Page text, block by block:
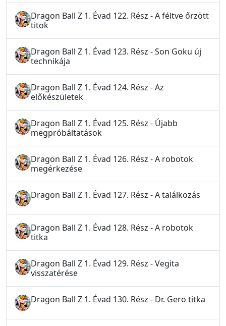
Dragon Ball Z 1. Évad 122. Rész - A féltve őrzött
titok
Dragon Ball Z 1. Évad 123. Rész - Son Goku új
technikája
Dragon Ball Z 1. Évad 124. Rész - Az
előkészületek
Dragon Ball Z 1. Évad 125. Rész - Újabb
megpróbáltatások
Dragon Ball Z 1. Évad 126. Rész - A robotok
megérkezése
Dragon Ball Z 1. Évad 127. Rész - A találkozás
Dragon Ball Z 1. Évad 128. Rész - A robotok
titka
Dragon Ball Z 1. Évad 129. Rész - Vegita
visszatérése
Dragon Ball Z 1. Évad 130. Rész - Dr. Gero titka